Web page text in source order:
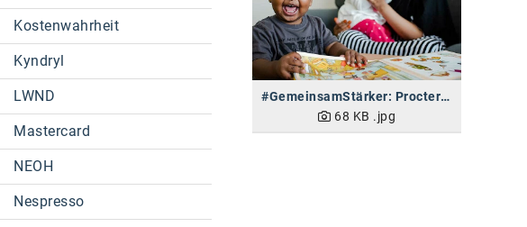
Kostenwahrheit
Kyndryl
LWND
Mastercard
NEOH
Nespresso
#GemeinsamStärker: Procter & Gamble (P&G) setzt im Jahr 2024 sein Engagement für wohltätige Zwecke fort
68 KB .jpg